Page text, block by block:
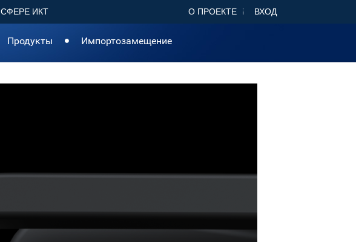
ИКТ О ПРОЕКТЕ ВХОД
Продукты Импортозамещение